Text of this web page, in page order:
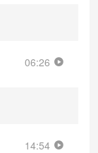
06:26
14:54